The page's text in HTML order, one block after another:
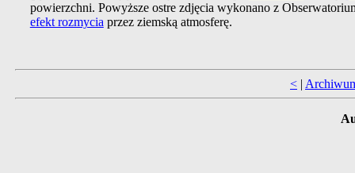
powierzchni. Powyższe ostre zdjęcia wykonano z
efekt rozmycia przez ziemską atmosferę.
< |